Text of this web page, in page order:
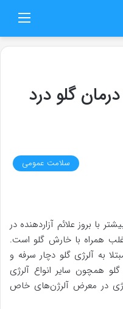
گلو درد
سلامت عمومی
با بروز علائم آزاردهنده در
همراه با خارش گلو است.
به آلرژی گلو دچار سرفه و
همچون سایر انواع آلرژی
در معرض آلرژن‌های خاص